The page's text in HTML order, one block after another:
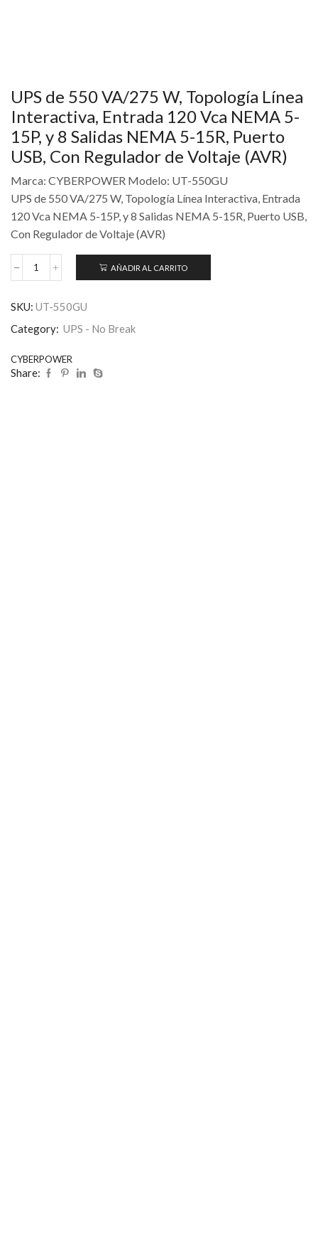
UPS de 550 VA/275 W, Topología Línea
Interactiva, Entrada 120 Vca NEMA 5-
15P, y 8 Salidas NEMA 5-15R, Puerto
USB, Con Regulador de Voltaje (AVR)
Marca: CYBERPOWER Modelo: UT-550GU
UPS de 550 VA/275 W, Topología Línea Interactiva, Entrada
120 Vca NEMA 5-15P, y 8 Salidas NEMA 5-15R, Puerto USB,
Con Regulador de Voltaje (AVR)
AÑADIR AL CARRITO
SKU: UT-550GU
Category: UPS - No Break
CYBERPOWER
Share: